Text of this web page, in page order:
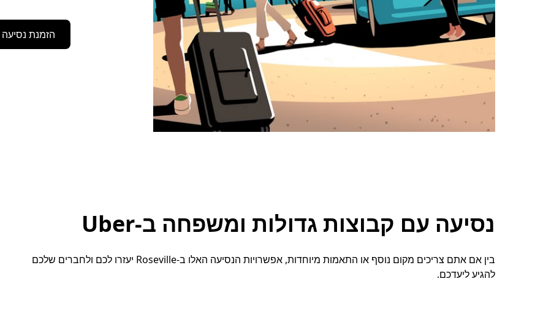
הזמנת נסיעה
נסיעה עם קבוצות גדולות ומשפחה ב-Uber
בין אם אתם צריכים מקום נוסף או התאמות מיוחדות, אפשרויות הנסיעה האלו ב-Roseville יעזרו לכם ולחברים שלכם
להגיע ליעדכם.